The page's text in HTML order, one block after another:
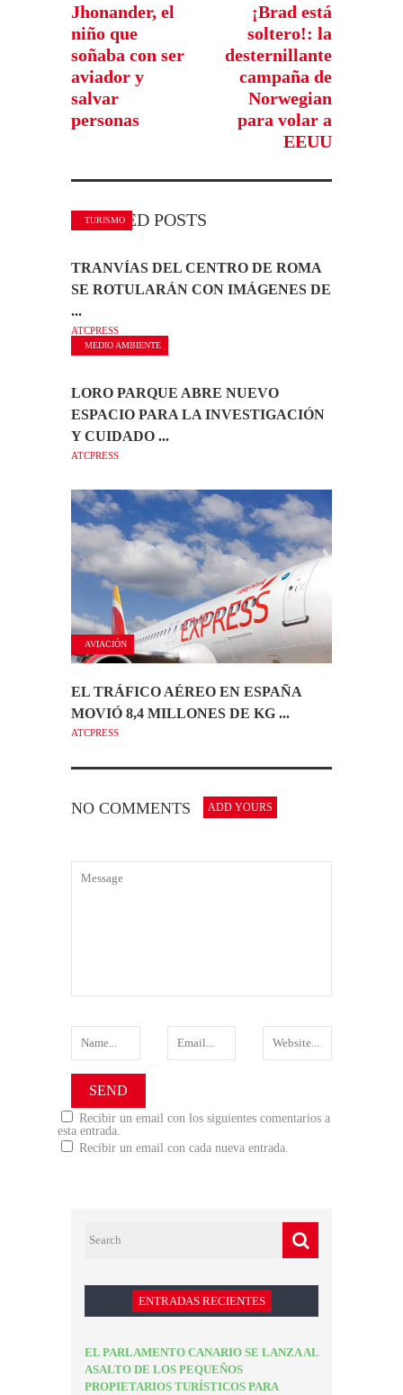
Jhonander, el
niño que
soñaba con ser
aviador y
salvar
personas
¡Brad está
soltero!: la
desternillante
campaña de
Norwegian
para volar a
EEUU
RELATED POSTS
TURISMO
TRANVÍAS DEL CENTRO DE ROMA
SE ROTULARÁN CON IMÁGENES DE
...
ATCPRESS
MEDIO AMBIENTE
LORO PARQUE ABRE NUEVO
ESPACIO PARA LA INVESTIGACIÓN
Y CUIDADO ...
ATCPRESS
AVIACIÓN
EL TRÁFICO AÉREO EN ESPAÑA
MOVIÓ 8,4 MILLONES DE KG ...
ATCPRESS
NO COMMENTS ADD YOURS
Recibir un email con los siguientes comentarios a
esta entrada.
Recibir un email con cada nueva entrada.
ENTRADAS RECIENTES
EL PARLAMENTO CANARIO SE LANZA AL
ASALTO DE LOS PEQUEÑOS
PROPIETARIOS TURÍSTICOS PARA